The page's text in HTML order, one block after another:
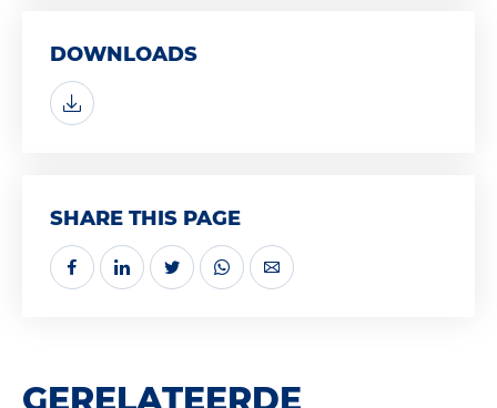
DOWNLOADS
SHARE THIS PAGE
GERELATEERDE